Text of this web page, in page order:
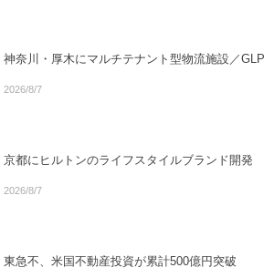
神奈川・厚木にマルチテナント型物流施設／GLP
2026/8/7
京都にヒルトンのライフスタイルブランド開発
2026/8/7
東急不、米国不動産投資が累計500億円突破